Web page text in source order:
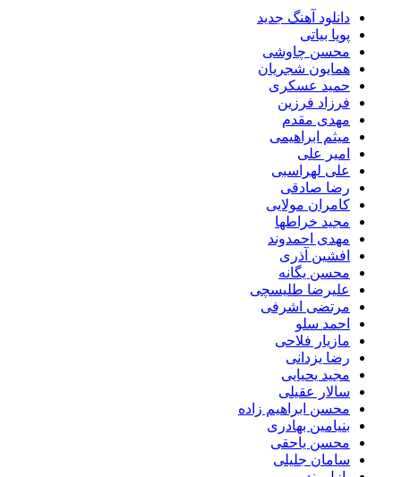
دانلود آهنگ جدید
پویا بیاتی
محسن چاوشی
همایون شجریان
حمید عسکری
فرزاد فرزین
مهدی مقدم
میثم ابراهیمی
امیر علی
علی لهراسبی
رضا صادقی
کامران مولایی
مجید خراطها
مهدی احمدوند
افشین آذری
محسن یگانه
علیرضا طلیسچی
مرتضی اشرفی
احمد سلو
مازیار فلاحی
رضا یزدانی
مجید یحیایی
سالار عقیلی
محسن ابراهیم زاده
بنیامین بهادری
محسن یاحقی
سامان جلیلی